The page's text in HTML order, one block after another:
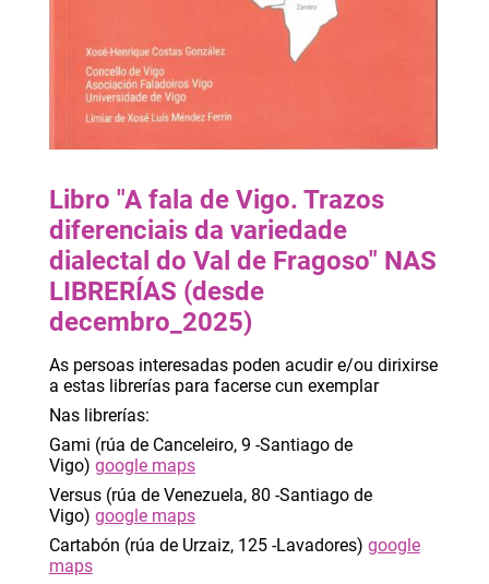
Libro "A fala de Vigo. Trazos
diferenciais da variedade
dialectal do Val de Fragoso" NAS
LIBRERÍAS (desde
decembro_2025)
As persoas interesadas poden acudir e/ou dirixirse
a estas librerías para facerse cun exemplar
Nas librerías:
Gami (rúa de Canceleiro, 9 -Santiago de
Vigo) google maps
Versus (rúa de Venezuela, 80 -Santiago de
Vigo) google maps
Cartabón (rúa de Urzaiz, 125 -Lavadores) google
maps